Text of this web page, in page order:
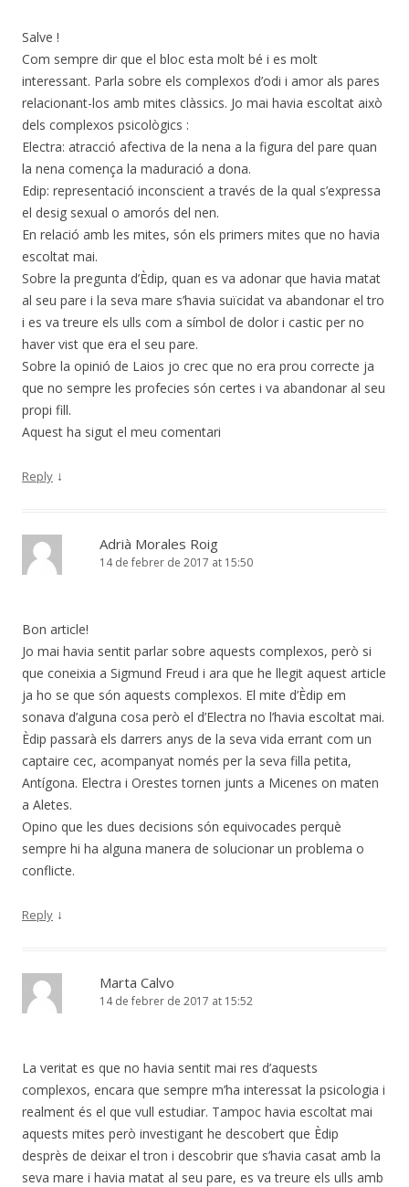
Salve !
Com sempre dir que el bloc esta molt bé i es molt
interessant. Parla sobre els complexos d’odi i amor als pares
relacionant-los amb mites clàssics. Jo mai havia escoltat això
dels complexos psicològics :
Electra: atracció afectiva de la nena a la figura del pare quan
la nena comença la maduració a dona.
Edip: representació inconscient a través de la qual s’expressa
el desig sexual o amorós del nen.
En relació amb les mites, són els primers mites que no havia
escoltat mai.
Sobre la pregunta d’Èdip, quan es va adonar que havia matat
al seu pare i la seva mare s’havia suïcidat va abandonar el tro
i es va treure els ulls com a símbol de dolor i castic per no
haver vist que era el seu pare.
Sobre la opinió de Laios jo crec que no era prou correcte ja
que no sempre les profecies són certes i va abandonar al seu
propi fill.
Aquest ha sigut el meu comentari
Reply ↓
Adrià Morales Roig
14 de febrer de 2017 at 15:50
Bon article!
Jo mai havia sentit parlar sobre aquests complexos, però si
que coneixia a Sigmund Freud i ara que he llegit aquest article
ja ho se que són aquests complexos. El mite d’Èdip em
sonava d’alguna cosa però el d’Electra no l’havia escoltat mai.
Èdip passarà els darrers anys de la seva vida errant com un
captaire cec, acompanyat només per la seva filla petita,
Antígona. Electra i Orestes tornen junts a Micenes on maten
a Aletes.
Opino que les dues decisions són equivocades perquè
sempre hi ha alguna manera de solucionar un problema o
conflicte.
Reply ↓
Marta Calvo
14 de febrer de 2017 at 15:52
La veritat es que no havia sentit mai res d’aquests
complexos, encara que sempre m’ha interessat la psicologia i
realment és el que vull estudiar. Tampoc havia escoltat mai
aquests mites però investigant he descobert que Èdip
desprès de deixar el tron i descobrir que s’havia casat amb la
seva mare i havia matat al seu pare, es va treure els ulls amb